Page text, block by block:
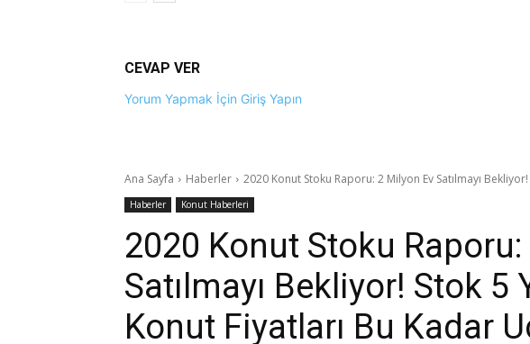
CEVAP VER
Yorum Yapmak İçin Giriş Yapın